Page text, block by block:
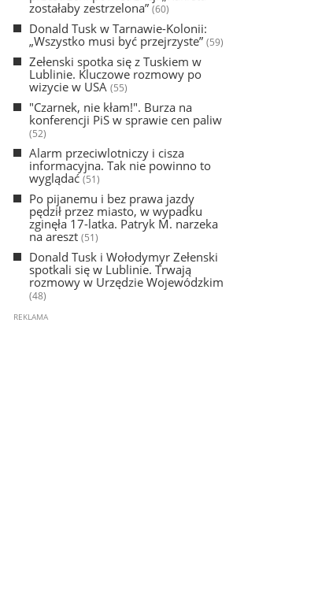
zostałaby zestrzelona” (60)
Donald Tusk w Tarnawie-Kolonii:
„Wszystko musi być przejrzyste” (59)
Zełenski spotka się z Tuskiem w
Lublinie. Kluczowe rozmowy po
wizycie w USA (55)
"Czarnek, nie kłam!". Burza na
konferencji PiS w sprawie cen paliw
(52)
Alarm przeciwlotniczy i cisza
informacyjna. Tak nie powinno to
wyglądać(51)
Po pijanemu i bez prawa jazdy
pędził przez miasto, w wypadku
zginęła 17-latka. Patryk M. narzeka
na areszt (51)
Donald Tusk i Wołodymyr Zełenski
spotkali się w Lublinie. Trwają
rozmowy w Urzędzie Wojewódzkim
(48)